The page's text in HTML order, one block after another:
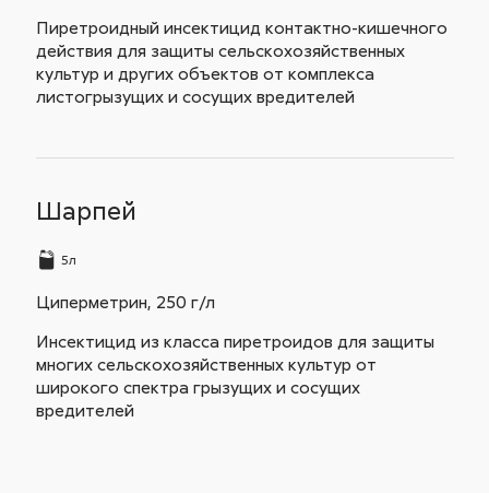
Пиретроидный инсектицид контактно-кишечного
действия для защиты сельскохозяйственных
культур и других объектов от комплекса
листогрызущих и сосущих вредителей
Шарпей
5л
Циперметрин, 250 г/л
Инсектицид из класса пиретроидов для защиты
многих сельскохозяйственных культур от
широкого спектра грызущих и сосущих
вредителей